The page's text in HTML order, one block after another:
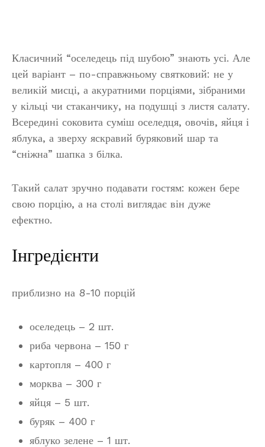
Класичний “оселедець під шубою” знають усі. Але
цей варіант – по-справжньому святковий: не у
великій мисці, а акуратними порціями, зібраними
у кільці чи стаканчику, на подушці з листя салату.
Всередині соковита суміш оселедця, овочів, яйця і
яблука, а зверху яскравий буряковий шар та
“сніжна” шапка з білка.
Такий салат зручно подавати гостям: кожен бере
свою порцію, а на столі виглядає він дуже
ефектно.
Інгредієнти
приблизно на 8-10 порцій
оселедець – 2 шт.
риба червона – 150 г
картопля – 400 г
морква – 300 г
яйця – 5 шт.
буряк – 400 г
яблуко зелене – 1 шт.